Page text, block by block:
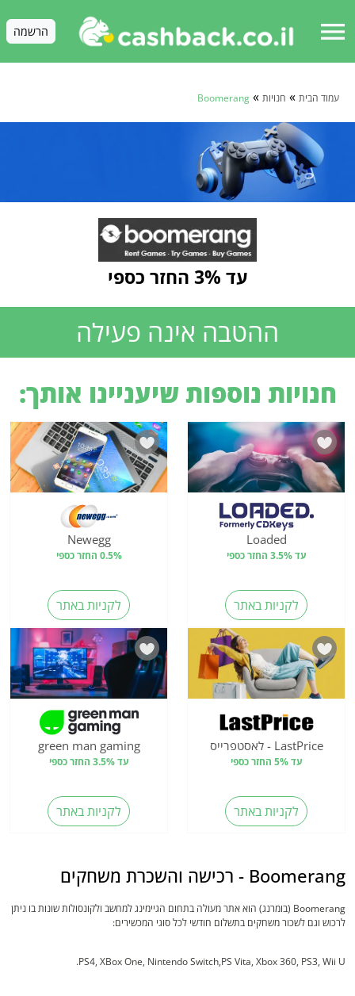
menu הרשמה
עמוד הבית » חנויות »
Boomerang
עד 3% החזר כספי
ההטבה אינה פעילה
חנויות נוספות שיעניינו אותך:
Loaded
עד 3.5% החזר כספי
לקניות באתר
Newegg
0.5% החזר כספי
לקניות באתר
LastPrice - לאסטפרייס
עד 5% החזר כספי
לקניות באתר
green man gaming
עד 3.5% החזר כספי
לקניות באתר
Boomerang - רכישה והשכרת משחקים
Boomerang (בומרנג) הוא אתר מעולה בתחום הגיימינג למחשב ולקונסולות שונות בו ניתן
לרכוש וגם לשכור משחקים בתשלום חודשי לכל סוגי המכשירים:
PS4, XBox One, Nintendo Switch,PS Vita, Xbox 360, PS3, Wii U.